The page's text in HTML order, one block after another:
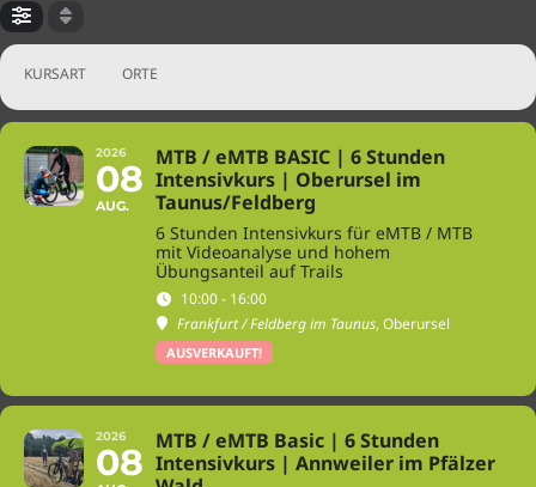
KURSART ORTE
2026
08
AUG.
MTB / eMTB BASIC | 6 Stunden
Intensivkurs | Oberursel im
Taunus/Feldberg
6 Stunden Intensivkurs für eMTB / MTB
mit Videoanalyse und hohem
Übungsanteil auf Trails
10:00 - 16:00
Frankfurt / Feldberg im Taunus, Oberursel
AUSVERKAUFT!
2026
08 MTB / eMTB Basic | 6 Stunden
Intensivkurs | Annweiler im Pfälzer